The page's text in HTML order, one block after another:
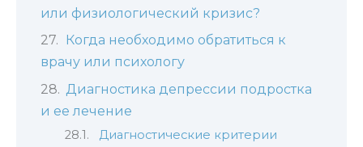
или физиологический кризис?
Когда необходимо обратиться к
врачу или психологу
Диагностика депрессии подростка
и ее лечение
Диагностические критерии